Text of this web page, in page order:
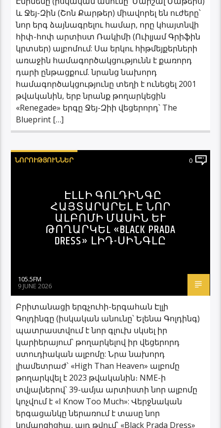
և Ջեյ-Զին (Շոն Քարթեր) միավորել են ուժերը՝
նոր երգ ձայնագրելու համար, որը կհայտնվի
հիփ-հոփ արտիստ Ռակիմի (Ուիլյամ Գրիֆին
կրտսեր) ալբոմում: Սա երկու հիթմեյքերների
առաջին համագործակցությունն է քառորդ
դարի ընթացքում. նրանց նախորդ
համագործակցությունը տեղի է ունեցել 2001
թվականին, երբ նրանք թողարկեցին
«Renegade» երգը Ջեյ-Զիի վեցերորդ՝ The
Blueprint […]
ՆՈՐՈՒԹՅՈՒՆՆԵՐ 0
ԷԼԼԻ ԳՈԼԴԻՆԳԸ
ՀԱՅՏԱՐԱՐԵԼ Է ՆՈՐ
ԱԼԲՈՄԻ ՄԱՍԻՆ ԵՒ Թ
ՈՂԱՐԿԵL «BLACK PRADA D
RESS» ԼԻԴ-ՍԻՆԳԼԸ
105.5FM
9 JUNE 2026
Բրիտանացի երգչուհի-երգահան Էլլի
Գոլդինգը (իսկական անունը՝ Ելենա Գոլդինգ)
պատրաստվում է նոր գլուխ սկսել իր
կարիերայում՝ թողարկելով իր վեցերորդ
ստուդիական ալբոմը: Նրա նախորդ
լիամետրաժ՝ «High Than Heaven» ալբոմը
թողարկվել է 2023 թվականին։ NME-ի
տվյալներով՝ 39-ամյա արտիստի նոր ալբոմը
կոչվում է «I Know Too Much»: Վերջնական
երգացանկը ներառում է տասը նոր
կոմպոզիցիա, այդ թվում՝ «Black Prada Dress»